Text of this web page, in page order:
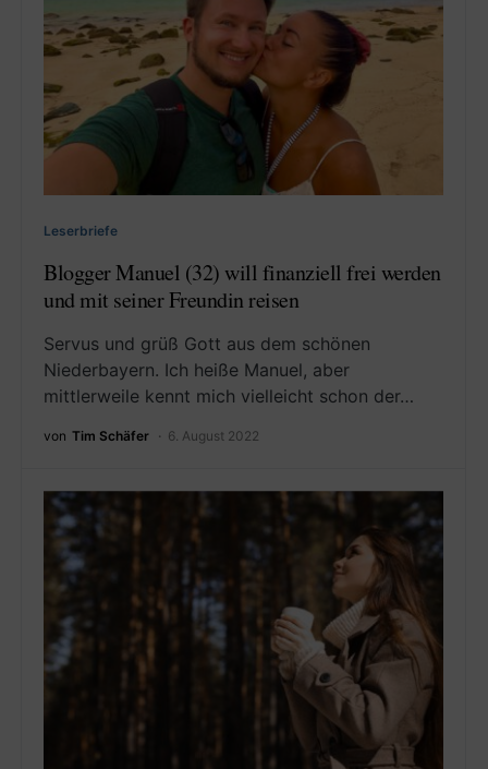
Leserbriefe
Blogger Manuel (32) will finanziell frei werden
und mit seiner Freundin reisen
Servus und grüß Gott aus dem schönen
Niederbayern. Ich heiße Manuel, aber
mittlerweile kennt mich vielleicht schon der…
von Tim Schäfer 6. August 2022